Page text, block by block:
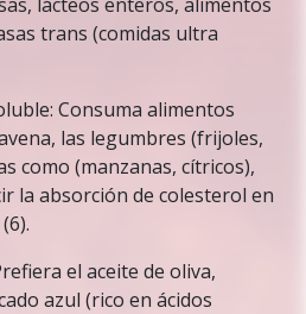
trans (comidas ultra
Consuma alimentos
las legumbres (frijoles,
como (manzanas, cítricos),
la absorción de colesterol en
el aceite de oliva,
azul (rico en ácidos